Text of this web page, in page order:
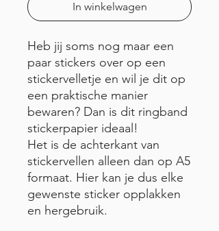
In winkelwagen
Heb jij soms nog maar een
paar stickers over op een
stickervelletje en wil je dit op
een praktische manier
bewaren? Dan is dit ringband
stickerpapier ideaal!
Het is de achterkant van
stickervellen alleen dan op A5
formaat. Hier kan je dus elke
gewenste sticker opplakken
en hergebruik.